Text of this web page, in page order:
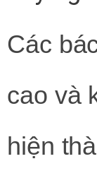
Các
cao và
hiện